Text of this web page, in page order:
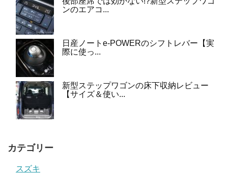
ンのエアコ...
日産ノートe-POWERのシフトレバー【実
際に使っ...
新型ステップワゴンの床下収納レビュー
【サイズ＆使い...
カテゴリー
スズキ